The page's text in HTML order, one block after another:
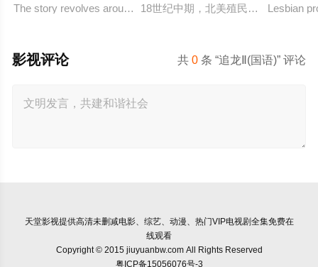
The story revolves around 27-year-old Nourqui who has
18世纪中期，北美殖民地深陷精神与
Lesbian
共0 条 “追龙Ⅱ(国语)” 评论
影视评论
天堂影视提供高清未删减电影、综艺、动漫、热门VIP电视剧全集免费在
线观看
Copyright © 2015 jiuyuanbw.com All Rights Reserved
粤ICP备15056076号-3